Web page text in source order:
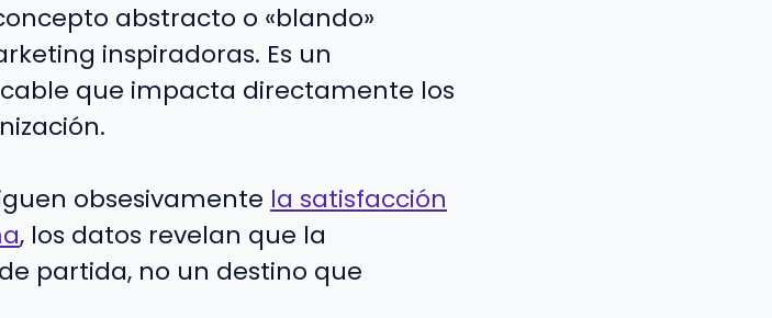
abstracto o «blando»
inspiradoras. Es un
que impacta directamente los
obsesivamente la satisfacción
, los datos revelan que la
partida, no un destino que